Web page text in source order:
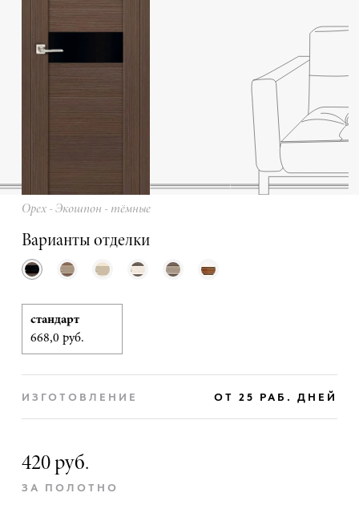
ИЗГОТОВЛЕНИЕ ОТ 25 РАБ. ДНЕЙ
420 руб.
ЗА ПОЛОТНО
Орех - Экошпон - тёмные
Варианты отделки
стандарт
668,0 руб.